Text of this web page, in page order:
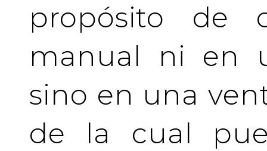
propósito de
manual ni en
sino en una
de la cual